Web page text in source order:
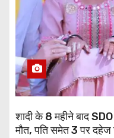
शादी के 8 महीने बाद
मौत, पति समेत 3 पर